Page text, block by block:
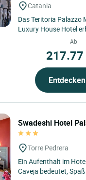
Catania
Das Teritoria Palazzo
Luxury House Hotel
besonderer Eleganz
Ab
217.77
Swadeshi Hotel
Torre Pedrera
Ein Aufenthalt im
Caveja bedeutet,